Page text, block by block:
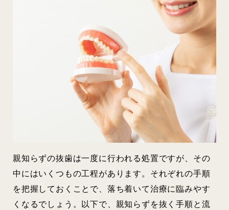
親知らずの抜歯は一度に行われる処置ですが、その
中にはいくつもの工程があります。それぞれの手順
を把握しておくことで、落ち着いて治療に臨みやす
くなるでしょう。以下で、親知らずを抜く手順と流